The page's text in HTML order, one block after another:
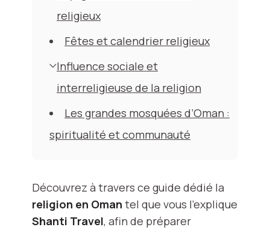
religieux
Fêtes et calendrier religieux
Influence sociale et
interreligieuse de la religion
Les grandes mosquées d’Oman :
spiritualité et communauté
Découvrez à travers ce guide dédié la
religion en Oman tel que vous l'explique
Shanti Travel, afin de préparer